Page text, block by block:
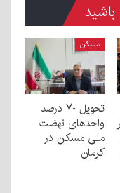
مسکن
تحویل ۷۰ درصد
واحدهای نهضت
ملی مسکن در
کرمان